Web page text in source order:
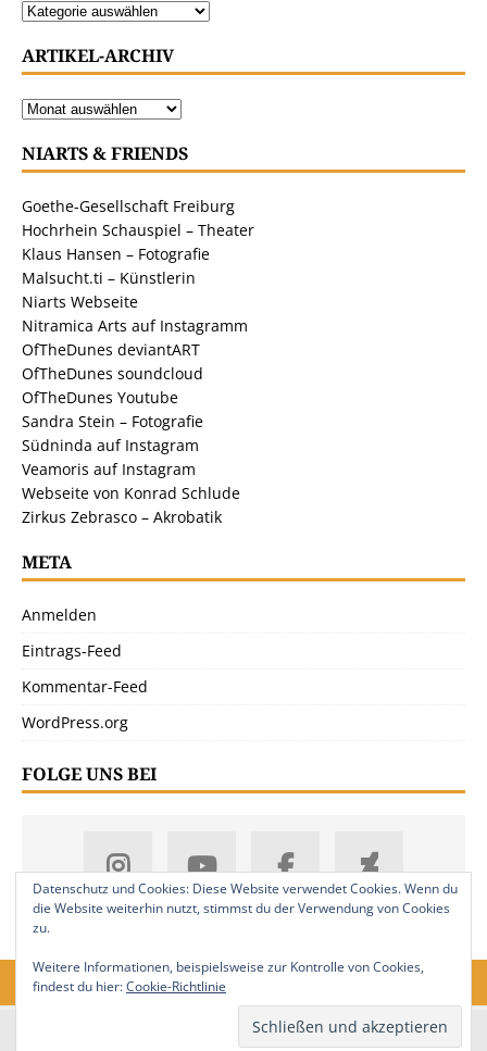
ARTIKEL-ARCHIV
NIARTS & FRIENDS
Goethe-Gesellschaft Freiburg
Hochrhein Schauspiel – Theater
Klaus Hansen – Fotografie
Malsucht.ti – Künstlerin
Niarts Webseite
Nitramica Arts auf Instagramm
OfTheDunes deviantART
OfTheDunes soundcloud
OfTheDunes Youtube
Sandra Stein – Fotografie
Südninda auf Instagram
Veamoris auf Instagram
Webseite von Konrad Schlude
Zirkus Zebrasco – Akrobatik
META
Anmelden
Eintrags-Feed
Kommentar-Feed
WordPress.org
FOLGE UNS BEI
18. Jahrgang. © 2008-2026 Nitramica Arts / Anastratin.de. Alle Rechte
Datenschutz und Cookies: Diese Website verwendet Cookies. Wenn du
die Website weiterhin nutzt, stimmst du der Verwendung von Cookies
zu.
Weitere Informationen, beispielsweise zur Kontrolle von Cookies,
findest du hier:Cookie-Richtlinie